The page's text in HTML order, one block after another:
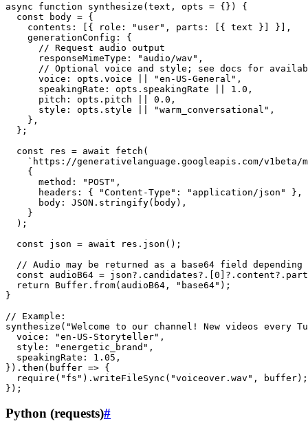
async function synthesize(text, opts = {}) {
  const body = {
    contents: [{ role: "user", parts: [{ text }] }],
    generationConfig: {
      // Request audio output
      responseMimeType: "audio/wav",
// Optional voice and style; see docs for
      voice: opts.voice || "en-US-General",
      speakingRate: opts.speakingRate || 1.0,
      pitch: opts.pitch || 0.0,
      style: opts.style || "warm_conversational",
    },
  };
  const res = await fetch(
`https://generativelanguage.googleapis.com/
    {
      method: "POST",
      headers: { "Content-Type": "application/json" },
      body: JSON.stringify(body),
    }
  );
  const json = await res.json();
// Audio may be returned as a base64 field depending
const audioB64 =
  return Buffer.from(audioB64, "base64");
}
// Example:
synthesize("Welcome to our channel! New videos every
  voice: "en-US-Storyteller",
  style: "energetic_brand",
  speakingRate: 1.05,
}).then(buffer => {
  require("fs").writeFileSync("voiceover.wav", buffer);
Python (requests)#